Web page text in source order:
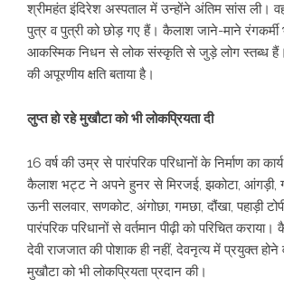
श्रीमहंत इंदिरेश अस्पताल में उन्होंने अंतिम सांस ली।
पुत्र व पुत्री को छोड़ गए हैं। कैलाश जाने-माने
आकस्मिक निधन से लोक संस्कृति से जुड़े लोग स्तब्ध
की अपूरणीय क्षति बताया है।
लुप्त हो रहे मुखौटा को भी लोकप्रियता दी
16 वर्ष की उम्र से पारंपरिक परिधानों के निर्माण का
कैलाश भट्ट ने अपने हुनर से मिरजई, झकोटा, आंगड़ी,
ऊनी सलवार, सणकोट, अंगोछा, गमछा, दौंखा, पहाड़ी
पारंपरिक परिधानों से वर्तमान पीढ़ी को परिचित
देवी राजजात की पोशाक ही नहीं, देवनृत्य में प्रयुक्त होने
मुखौटा को भी लोकप्रियता प्रदान की।